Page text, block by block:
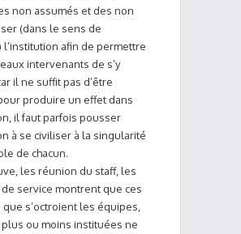
non assumés et des non
(dans le sens de
l’institution afin de permettre
intervenants de s’y
il ne suffit pas d’être
produire un effet dans
il faut parfois pousser
à se civiliser à la singularité
de chacun.
les réunion du staff, les
service montrent que ces
s’octroient les équipes,
ou moins instituées ne